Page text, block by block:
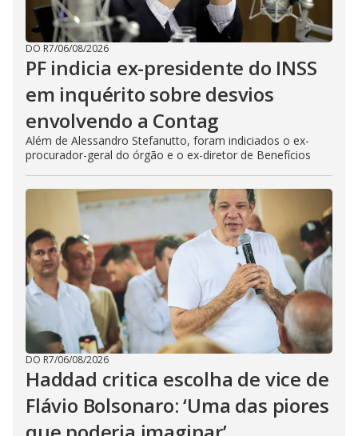
DO R7/06/08/2026
PF indicia ex-presidente do INSS
em inquérito sobre desvios
envolvendo a Contag
Além de Alessandro Stefanutto, foram indiciados o ex-
procurador-geral do órgão e o ex-diretor de Benefícios
DO R7/06/08/2026
Haddad critica escolha de vice de
Flávio Bolsonaro: ‘Uma das piores